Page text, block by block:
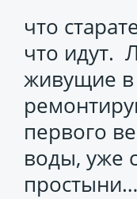
что
что идут.
живущие в
первого
воды, уже